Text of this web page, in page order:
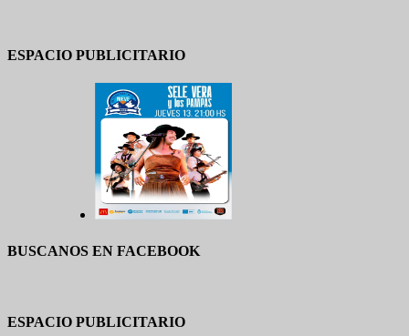
ESPACIO PUBLICITARIO
BUSCANOS EN FACEBOOK
ESPACIO PUBLICITARIO